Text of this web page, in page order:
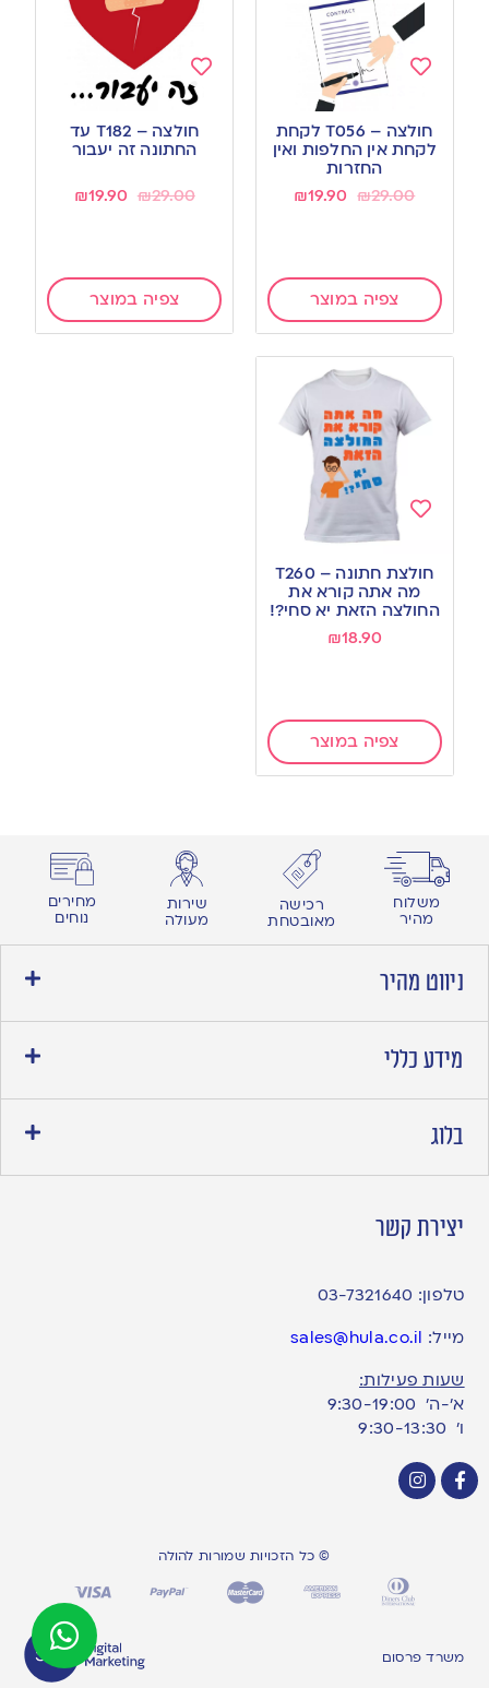
to
wishlist
חולצה – T056 לקחת
לקחת אין החלפות ואין
החזרות
₪29.00
₪19.90
צפיה במוצר
Add
to
wishlist
חולצה – T182 עד
החתונה זה יעבור
₪29.00
₪19.90
צפיה במוצר
to
wishlist
חולצת חתונה – T260
מה אתה קורא את
החולצה הזאת יא סחי?!
₪18.90
צפיה במוצר
משלוח
מהיר
רכישה
מאובטחת
שירות
מעולה
מחירים
נוחים
ניווט מהיר
מידע כללי
בלוג
יצירת קשר
טלפון: 03-7321640
מייל: sales@hula.co.il
שעות פעילות:
א’-ה’ 9:30-19:00
ו׳ 9:30-13:30
© כל הזכויות שמורות להולה
משרד פרסום